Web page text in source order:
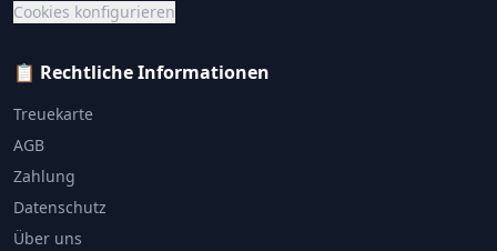
Cookies konfigurieren
📋 Rechtliche Informationen
Treuekarte
AGB
Zahlung
Datenschutz
Über uns